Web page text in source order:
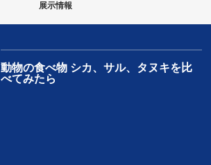
展示情報
動物の食べ物 シカ、サル、タヌキを比
べてみたら